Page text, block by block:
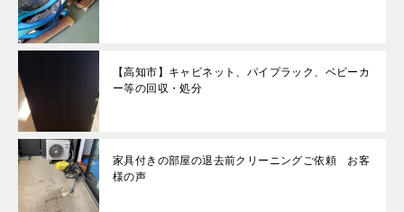
【高知市】キャビネット、パイプラック、ベビーカ
ー等の回収・処分
家具付きの部屋の退去前クリーニングご依頼 お客
様の声